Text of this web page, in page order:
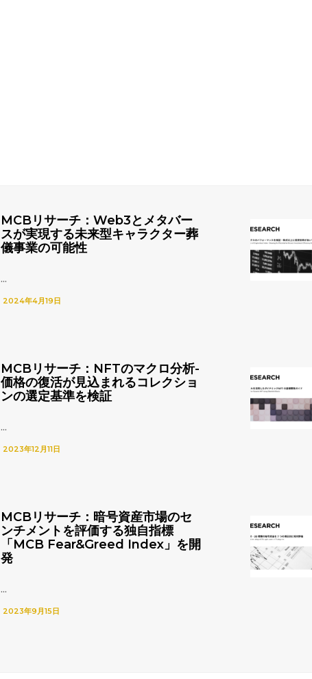
MCBリサーチ：Web3とメタバー
スが実現する未来型キャラクター葬
儀事業の可能性
...
2024年4月19日
MCBリサーチ：NFTのマクロ分析-
価格の復活が見込まれるコレクショ
ンの選定基準を検証
...
2023年12月11日
MCBリサーチ：暗号資産市場のセ
ンチメントを評価する独自指標
「MCB Fear&Greed Index」を開
発
...
2023年9月15日